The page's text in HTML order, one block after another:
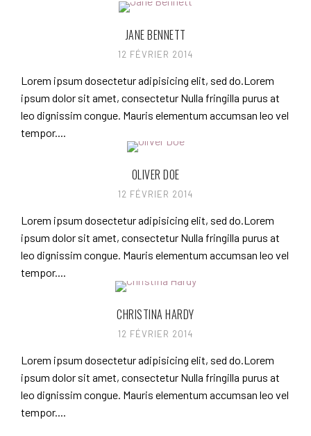
JANE BENNETT
12 FÉVRIER 2014
Lorem ipsum dosectetur adipisicing elit, sed do.Lorem
ipsum dolor sit amet, consectetur Nulla fringilla purus at
leo dignissim congue. Mauris elementum accumsan leo vel
tempor....
OLIVER DOE
12 FÉVRIER 2014
Lorem ipsum dosectetur adipisicing elit, sed do.Lorem
ipsum dolor sit amet, consectetur Nulla fringilla purus at
leo dignissim congue. Mauris elementum accumsan leo vel
tempor....
CHRISTINA HARDY
12 FÉVRIER 2014
Lorem ipsum dosectetur adipisicing elit, sed do.Lorem
ipsum dolor sit amet, consectetur Nulla fringilla purus at
leo dignissim congue. Mauris elementum accumsan leo vel
tempor....